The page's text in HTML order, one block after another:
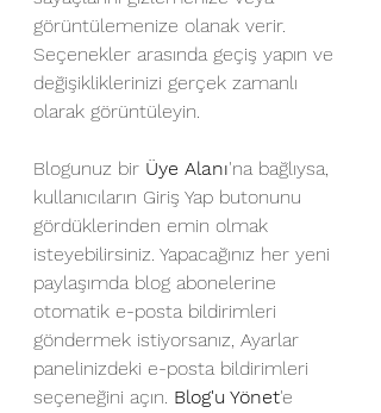
görüntülemenize olanak verir.
Seçenekler arasında geçiş yapın ve
değişikliklerinizi gerçek zamanlı
olarak görüntüleyin.
Blogunuz bir Üye Alanı'na bağlıysa,
kullanıcıların Giriş Yap butonunu
gördüklerinden emin olmak
isteyebilirsiniz. Yapacağınız her yeni
paylaşımda blog abonelerine
otomatik e-posta bildirimleri
göndermek istiyorsanız, Ayarlar
panelinizdeki e-posta bildirimleri
seçeneğini açın. Blog'u Yönet'e